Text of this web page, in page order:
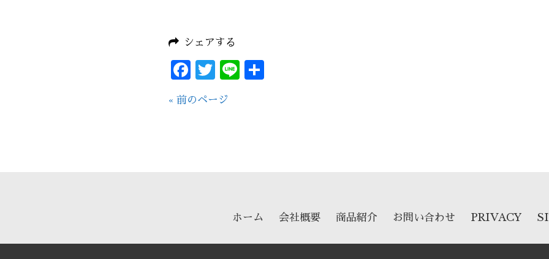
シェアする
Facebook
Twitter
Line
共
« 前のページ
ホーム 会社概要 商品紹介 お問い合わせ PRIVACY